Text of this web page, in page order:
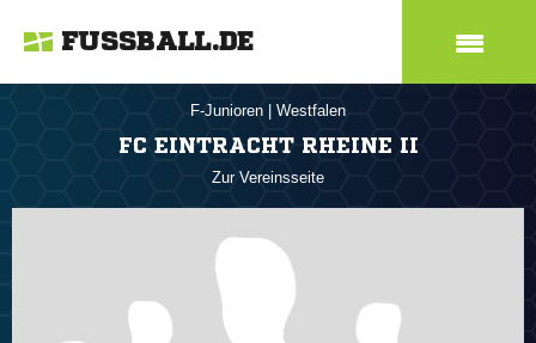
FUSSBALL.DE
F-Junioren Westfalen
FC EINTRACHT RHEINE II
Zur Vereinsseite